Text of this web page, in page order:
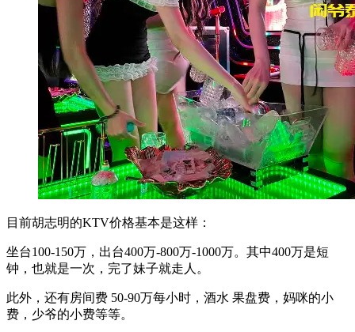
目前胡志明的KTV价格基本是这样：
坐台100-150万，出台400万-800万-1000万。其中400万是短
钟，也就是一次，完了妹子就走人。
此外，还有房间费 50-90万每小时，酒水 果盘费，妈咪的小
费，少爷的小费等等。